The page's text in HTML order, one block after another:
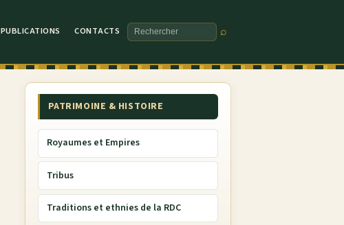
PUBLICATIONS CONTACTS
Rechercher
⌕
PATRIMOINE & HISTOIRE
Royaumes et Empires
Tribus
Traditions et ethnies de la RDC